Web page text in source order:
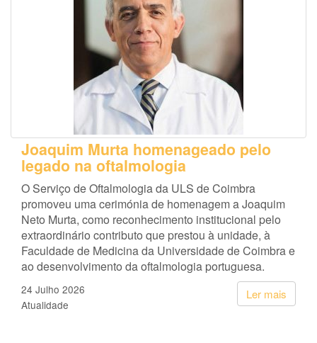
Joaquim Murta homenageado pelo
legado na oftalmologia
O Serviço de Oftalmologia da ULS de Coimbra
promoveu uma cerimónia de homenagem a Joaquim
Neto Murta, como reconhecimento institucional pelo
extraordinário contributo que prestou à unidade, à
Faculdade de Medicina da Universidade de Coimbra e
ao desenvolvimento da oftalmologia portuguesa.
Ler mais
24 Julho 2026
Atualidade